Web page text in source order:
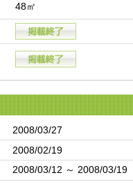
48㎡
2008/03/27
2008/02/19
2008/03/12 ～ 2008/03/19